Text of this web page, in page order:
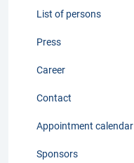
List of persons
Press
Career
Contact
Appointment calendar
Sponsors